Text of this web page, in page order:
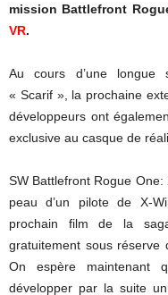
mission Battlefront
VR.
Au cours d’une longue
« Scarif », la prochaine
développeurs ont
exclusive au casque de
SW Battlefront Rogue
peau d’un pilote de X-
prochain film de la
gratuitement sous réserve
On espère maintenant
développer par la suite